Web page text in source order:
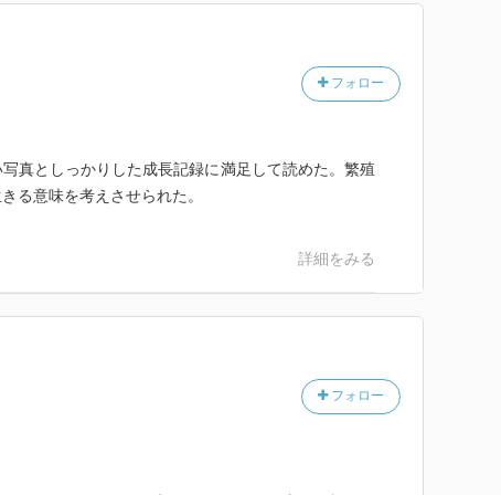
フォロー
真としっかりした成長記録に満足して読めた。繁殖
る意味を考えさせられた。
詳細をみる
フォロー